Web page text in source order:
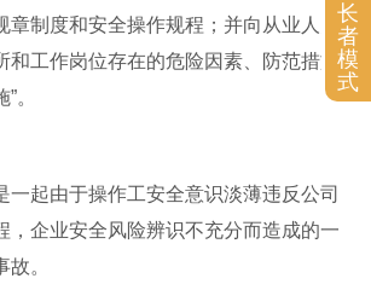
长
者
模
式
章制度和安全操作规程；并向从业人员
和工作岗位存在的危险因素、防范措施
。
一起由于操作工安全意识淡薄违反公司
，企业安全风险辨识不充分而造成的一
。